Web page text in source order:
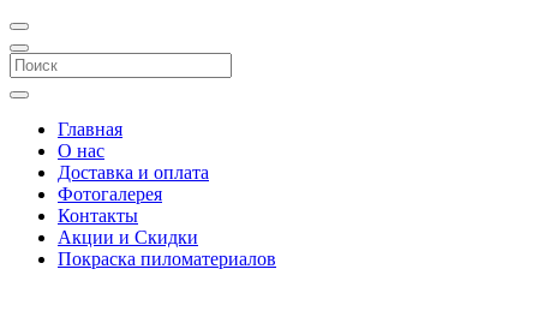
Главная
О нас
Доставка и оплата
Фотогалерея
Контакты
Акции и Скидки
Покраска пиломатериалов